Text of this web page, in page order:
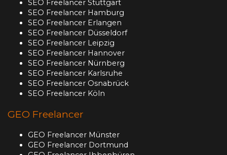
SEO Freelancer Stuttgart
SEO Freelancer Hamburg
SEO Freelancer Erlangen
SEO Freelancer Düsseldorf
SEO Freelancer Leipzig
SEO Freelancer Hannover
SEO Freelancer Nürnberg
SEO Freelancer Karlsruhe
SEO Freelancer Osnabrück
SEO Freelancer Köln
GEO Freelancer
GEO Freelancer Münster
GEO Freelancer Dortmund